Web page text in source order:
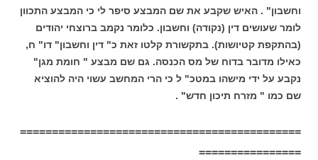
וחשבון" . האיש שקבע את שם המבצע סיפר לי כי המבצע התכוון
לומר שעושים דין (נקודה) וחשבון. כלומר נקמב ברוצחי יהודים
(בהתקפת קטיושות). בתקשורת קלטו זאת כ" דין וחשבון" דו" ח,
כאילו מדובר בדוח של מס הכנסה. גם שם מבצע " חומת מגן"
נקבע על ידי מישהו במטכ" ל כי הרי המחשב עשוי היה להוציא
שם כמו " מזרח תיכון חדש" .
============================================
================